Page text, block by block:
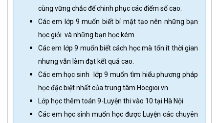
cùng vững chắc để chinh phục các điểm số cao.
Các em lớp 9 muốn biết bí mật tạo nên những bạn
học giỏi và những bạn học kém.
Các em lớp 9 muốn biết cách học mà tốn ít thời gian
nhưng vẫn làm đạt kết quả cao.
Các em học sinh lớp 9 muốn tìm hiểu phương pháp
học đặc biệt nhất của trung tâm Hocgioi.vn
Lớp học thêm toán 9-Luyện thi vào 10 tại Hà Nội
Các em học sinh muốn học được Luyện các chuyên